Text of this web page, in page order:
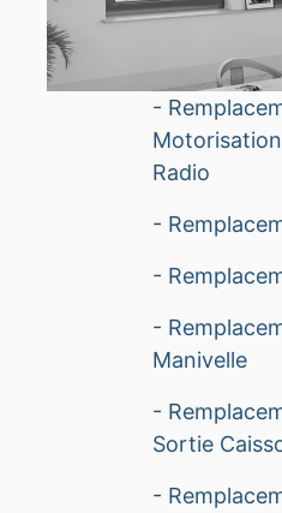
-
Radio
-
-
-
Manivelle
-
Sortie
-